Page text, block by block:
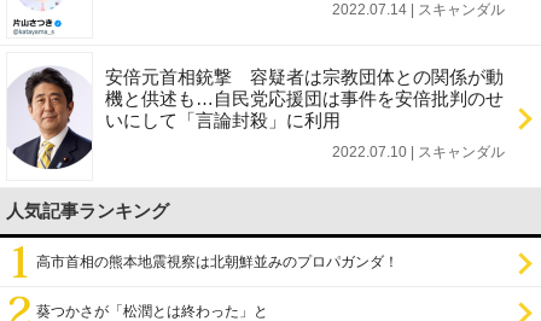
2022.07.14 | スキャンダル
安倍元首相銃撃 容疑者は宗教団体との関係が動
機と供述も…自民党応援団は事件を安倍批判のせ
いにして「言論封殺」に利用
2022.07.10 | スキャンダル
人気記事ランキング
高市首相の熊本地震視察は北朝鮮並みのプロパガンダ！
葵つかさが「松潤とは終わった」と